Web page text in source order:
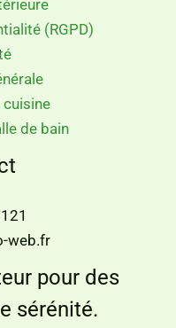
(RGPD)
cuisine
de bain
web.fr
pour des
sérénité.